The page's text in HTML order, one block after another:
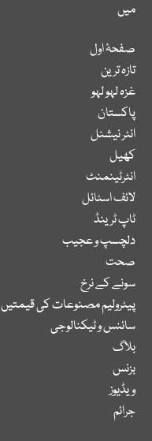
میں
صفحۂ اول
تازہ ترین
غزہ لہو لہو
پاکستان
انٹر نیشنل
کھیل
انٹرٹینمنٹ
لائف اسٹائل
ٹاپ ٹرینڈ
دلچسپ و عجیب
صحت
سونے کے نرخ
پیٹرولیم مصنوعات کی قیمتیں
سائنس و ٹیکنالوجی
بلاگ
بزنس
ویڈیوز
جرائم